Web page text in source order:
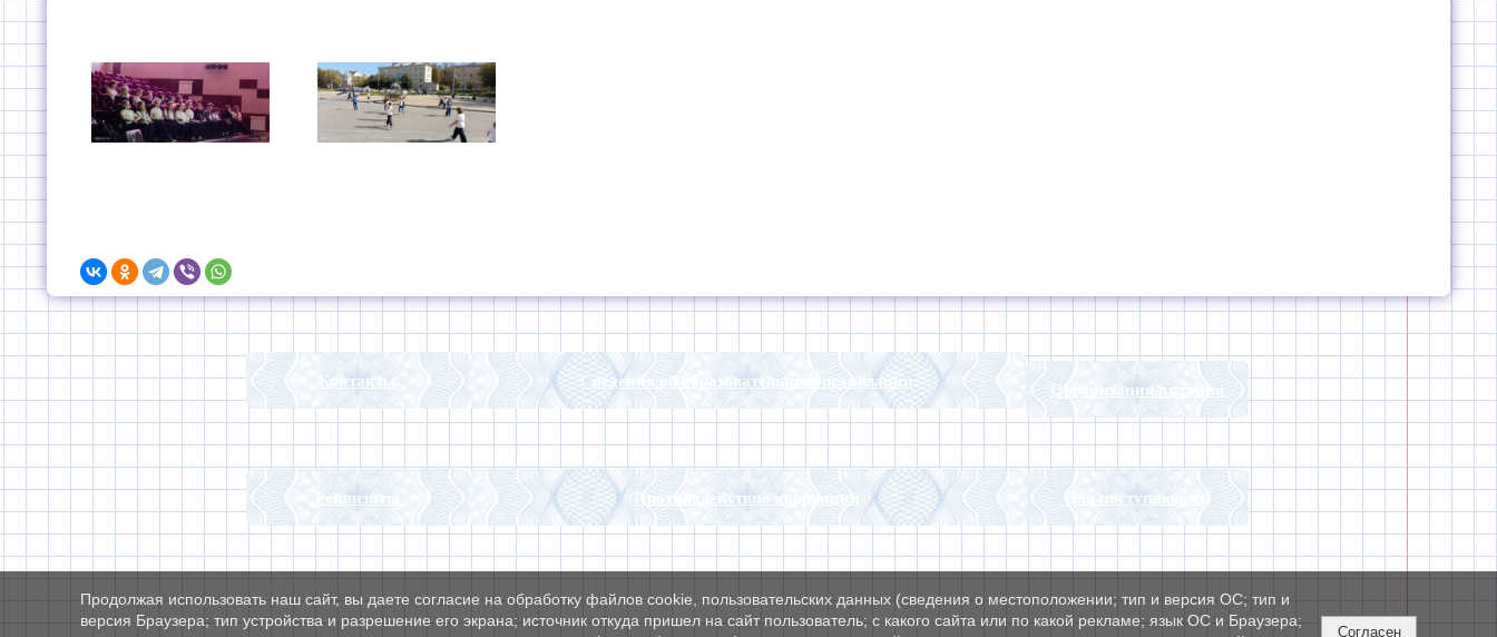
Контакты Сведения об образовательнойорганизации Организация питания
Реквизиты Противодействие коррупции Для поступающих
Продолжая использовать наш сайт, вы даете согласие на обработку файлов cookie, пользовательских данных (сведения о местоположении; тип и версия ОС; тип и
версия Браузера; тип устройства и разрешение его экрана; источник откуда пришел на сайт пользователь; с какого сайта или по какой рекламе; язык ОС и Браузера;
Согласен